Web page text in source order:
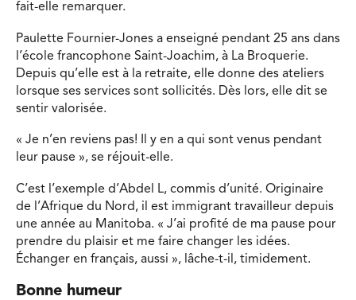
fait-elle remarquer.
Paulette Fournier-Jones a enseigné pendant 25 ans dans
l’école francophone Saint-Joachim, à La Broquerie.
Depuis qu’elle est à la retraite, elle donne des ateliers
lorsque ses services sont sollicités. Dès lors, elle dit se
sentir valorisée.
« Je n’en reviens pas! Il y en a qui sont venus pendant
leur pause », se réjouit-elle.
C’est l’exemple d’Abdel L, commis d’unité. Originaire
de l’Afrique du Nord, il est immigrant travailleur depuis
une année au Manitoba. « J’ai profité de ma pause pour
prendre du plaisir et me faire changer les idées.
Échanger en français, aussi », lâche-t-il, timidement.
Bonne humeur